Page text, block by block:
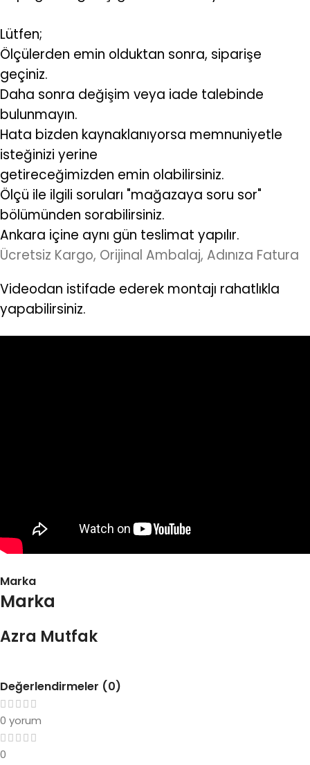
Lütfen;
Ölçülerden emin olduktan sonra, siparişe
geçiniz.
Daha sonra değişim veya iade talebinde
bulunmayın.
Hata bizden kaynaklanıyorsa memnuniyetle
isteğinizi yerine
getireceğimizden emin olabilirsiniz.
Ölçü ile ilgili soruları "mağazaya soru sor"
bölümünden sorabilirsiniz.
Ankara içine aynı gün teslimat yapılır.
Ücretsiz Kargo, Orijinal Ambalaj, Adınıza Fatura
Videodan istifade ederek montajı rahatlıkla
yapabilirsiniz.
Marka
Marka
Azra Mutfak
Değerlendirmeler (0)
0 yorum
0